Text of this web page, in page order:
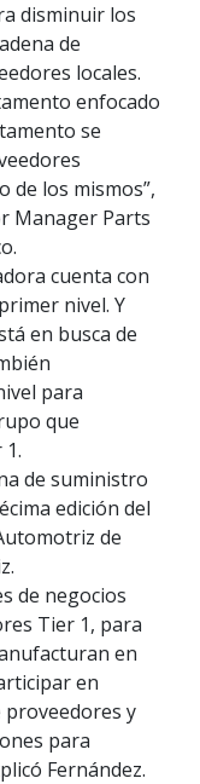
disminuir los
de
locales.
enfocado
se
de los mismos”,
Manager Parts
cuenta con
nivel. Y
en busca de
para
que
de suministro
edición del
de
de negocios
Tier 1, para
en
en
y
para
Fernández.